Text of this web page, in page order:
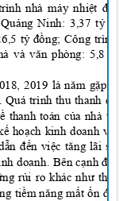
nhà máy nhiệt
ảng Ninh: 3,37 tỷ
tỷ đồng;Công trình
và văn phòng: 5,8
2019 là năm gặp
Quá trình thu thanh
ề thanh toán của nhà
ế hoạch kinh doanh
ẫn đến việc tăng lãi
doanh. Bên cạnh
ng rủi ro khác như
ng tiềm năng mấtổn đị